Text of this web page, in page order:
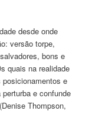
desde onde
versão torpe,
bons e
quais na realidade
e
e confunde
Thompson,